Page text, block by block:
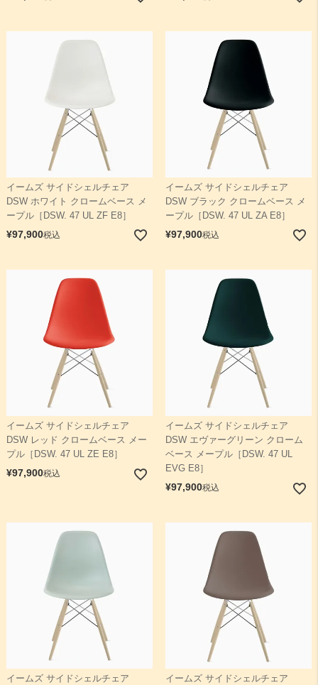
イームズ サイドシェルチェア
DSW ホワイト クロームベース メ
ープル［DSW. 47 UL ZF E8］
¥97,900税込
イームズ サイドシェルチェア
DSW ブラック クロームベース メ
ープル［DSW. 47 UL ZA E8］
¥97,900税込
イームズ サイドシェルチェア
DSW レッド クロームベース メー
プル［DSW. 47 UL ZE E8］
¥97,900税込
イームズ サイドシェルチェア
DSW エヴァーグリーン クローム
ベース メープル［DSW. 47 UL
EVG E8］
¥97,900税込
イームズ サイドシェルチェア
イームズ サイドシェルチェア